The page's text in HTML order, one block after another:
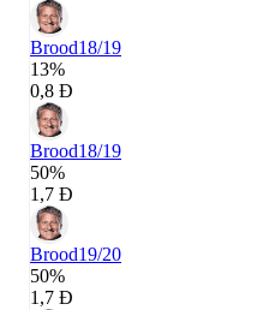
Brood18/19
13%
0,8 Đ
Brood18/19
50%
1,7 Đ
Brood19/20
50%
1,7 Đ